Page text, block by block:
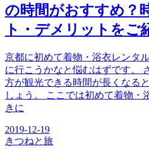
の時間がおすすめ？
ト・デメリットをご
京都に初めて着物・浴衣レンタ
に行こうかなと悩むはずです。
方が観光できる時間が長くなる
しょう。 ここでは初めて着物・
きに
2019-12-19
きつねと旅